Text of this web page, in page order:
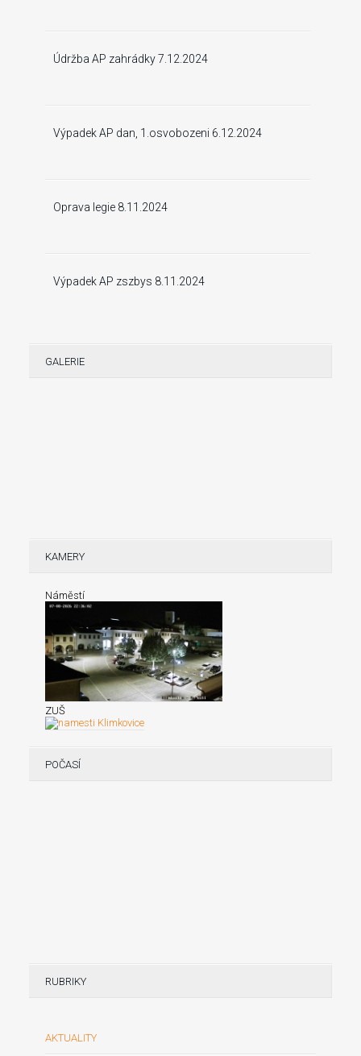
Údržba AP zahrádky 7.12.2024
Výpadek AP dan, 1.osvobozeni 6.12.2024
Oprava legie 8.11.2024
Výpadek AP zszbys 8.11.2024
GALERIE
KAMERY
Náměstí
ZUŠ
POČASÍ
RUBRIKY
AKTUALITY